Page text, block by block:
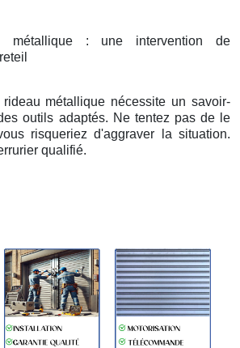
métallique : une intervention de
métallique nécessite un savoir-
outils adaptés. Ne tentez pas de le
risqueriez d'aggraver la situation.
qualifié.